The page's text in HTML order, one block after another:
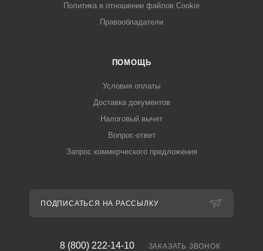
Политика в отношении файлов Cookie
Правообладатели
ПОМОЩЬ
Условия оплаты
Доставка документов
Налоговый вычет
Вопрос-ответ
Запрос коммерческого предложения
ПОДПИСАТЬСЯ НА РАССЫЛКУ
8 (800) 222-14-10 ЗАКАЗАТЬ ЗВОНОК